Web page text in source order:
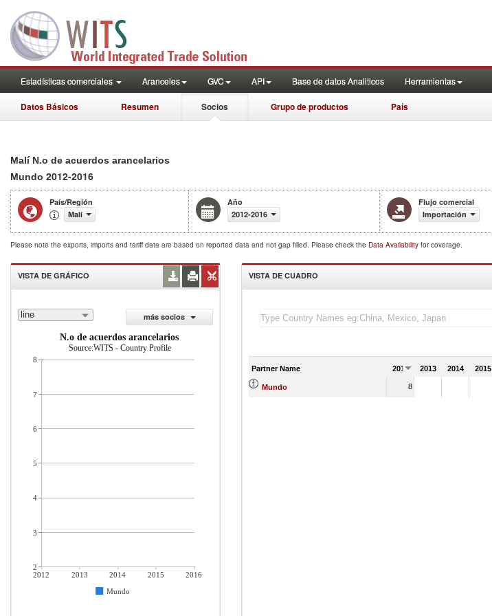
Estadísticas comerciales Aranceles GVC API Base de datos Analiticos Herramientas
Datos Básicos Resumen Socios Grupo de productos País
Malí N.o de acuerdos arancelarios
Mundo 2012-2016
País/Región
Malí
Año
2012-2016
Flujo comercial
Importación
Please note the exports, imports and tariff data are based on reported data and not gap filled. Please check the Data Availability for coverage.
VISTA DE GRÁFICO
line
más socios
N.o de acuerdos arancelarios
Source:WITS - Country Profile
2012 2013 2014 2015
2016
Mundo
8
7
6
5
4
3
2
VISTA DE CUADRO
Partner Name 2012 2013 2014 2015
Mundo 8